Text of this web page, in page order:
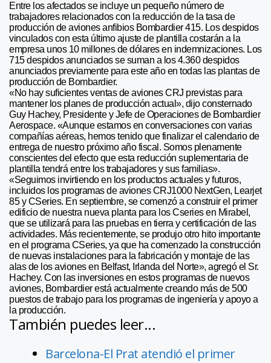
Entre los afectados se incluye un pequeño número de
trabajadores relacionados con la reducción de la tasa de
producción de aviones anfibios Bombardier 415. Los despidos
vinculados con esta último ajuste de plantilla costarán a la
empresa unos 10 millones de dólares en indemnizaciones. Los
715 despidos anunciados se suman a los 4.360 despidos
anunciados previamente para este año en todas las plantas de
producción de Bombardier.
«No hay suficientes ventas de aviones CRJ previstas para
mantener los planes de producción actual», dijo consternado
Guy Hachey, Presidente y Jefe de Operaciones de Bombardier
Aerospace. «Aunque estamos en conversaciones con varias
compañías aéreas, hemos tenido que finalizar el calendario de
entrega de nuestro próximo año fiscal. Somos plenamente
conscientes del efecto que esta reducción suplementaria de
plantilla tendrá entre los trabajadores y sus familias».
«Seguimos invirtiendo en los productos actuales y futuros,
incluidos los programas de aviones CRJ1000 NextGen, Learjet
85 y CSeries. En septiembre, se comenzó a construir el primer
edificio de nuestra nueva planta para los Cseries en Mirabel,
que se utilizará para las pruebas en tierra y certificación de las
actividades. Más recientemente, se produjo otro hito importante
en el programa CSeries, ya que ha comenzado la construcción
de nuevas instalaciones para la fabricación y montaje de las
alas de los aviones en Belfast, Irlanda del Norte», agregó el Sr.
Hachey. Con las inversiones en estos programas de nuevos
aviones, Bombardier está actualmente creando más de 500
puestos de trabajo para los programas de ingeniería y apoyo a
la producción.
También puedes leer...
Barcelona-El Prat atendió el primer